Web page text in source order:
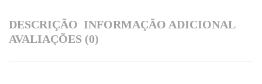
DESCRIÇÃO INFORMAÇÃO ADICIONAL
AVALIAÇÕES (0)